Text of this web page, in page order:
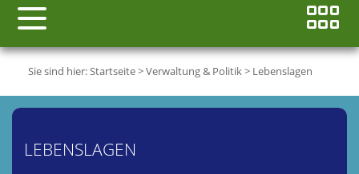
Sie sind hier:Startseite>Verwaltung & Politik> Lebenslagen
LEBENSLAGEN